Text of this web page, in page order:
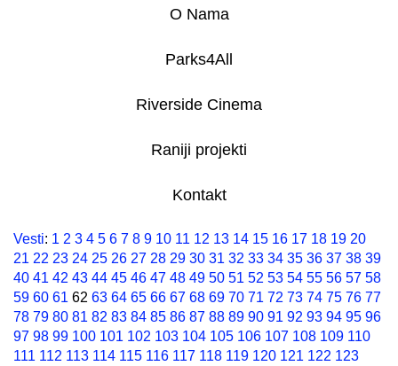
O Nama
Parks4All
Riverside Cinema
Raniji projekti
Kontakt
Vesti: 1 2 3 4 5 6 7 8 9 10 11 12 13 14 15 16 17 18 19 20
21 22 23 24 25 26 27 28 29 30 31 32 33 34 35 36 37 38 39
40 41 42 43 44 45 46 47 48 49 50 51 52 53 54 55 56 57 58
59 60 61 62 63 64 65 66 67 68 69 70 71 72 73 74 75 76 77
78 79 80 81 82 83 84 85 86 87 88 89 90 91 92 93 94 95 96
97 98 99 100 101 102 103 104 105 106 107 108 109 110
111 112 113 114 115 116 117 118 119 120 121 122 123